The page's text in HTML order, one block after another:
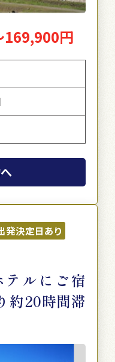
円
発決定日あり
テルにご宿
約20時間滞